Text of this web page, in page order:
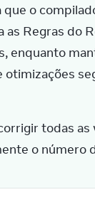
o
Regras do
enquanto
todas
o número